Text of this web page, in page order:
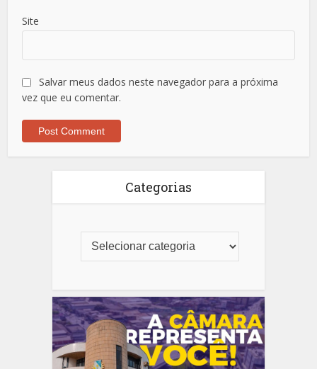
Site
Salvar meus dados neste navegador para a próxima
vez que eu comentar.
Categorias